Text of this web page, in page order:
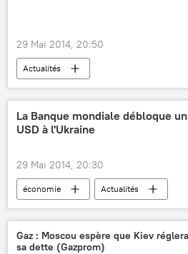
29 Mai 2014, 20:50
Actualités
La Banque mondiale débloque
USD à l'Ukraine
29 Mai 2014, 20:30
économie
Actualités
Règlement de la situation en Ukraine
Gaz : Moscou espère que Kiev réglera
sa dette (Gazprom)